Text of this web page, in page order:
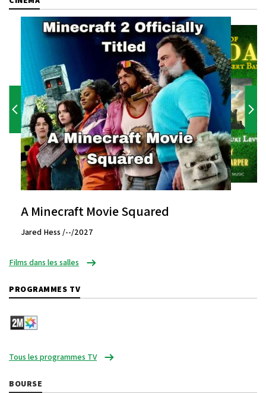
A Minecraft Movie Squared
Jared Hess /--/2027
Films dans les salles
PROGRAMMES TV
Tous les programmes TV
BOURSE